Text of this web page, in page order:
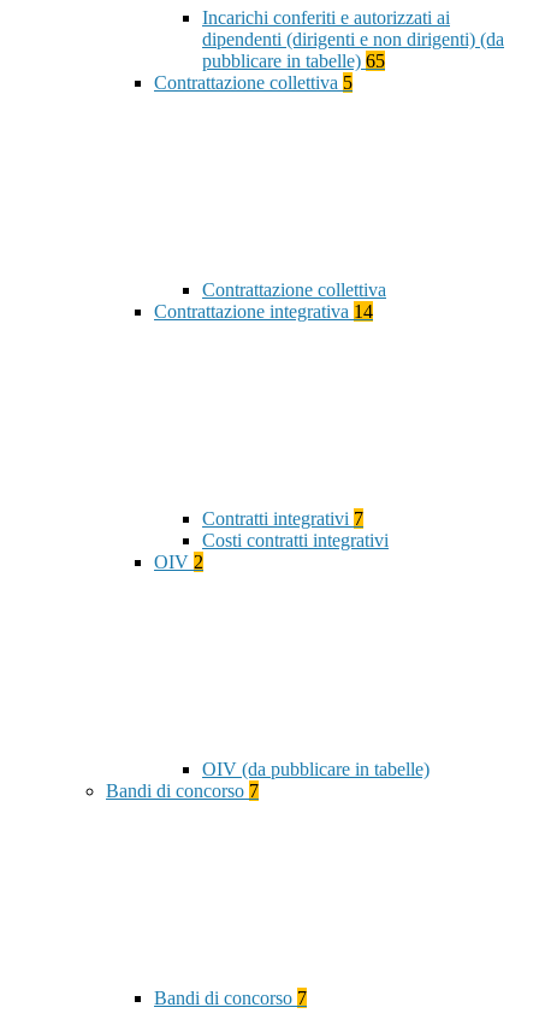
Incarichi conferiti e autorizzati ai
dipendenti (dirigenti e non dirigenti) (da
pubblicare in tabelle) 65
Contrattazione collettiva 5
Contrattazione collettiva
Contrattazione integrativa 14
Contratti integrativi 7
Costi contratti integrativi
OIV 2
OIV (da pubblicare in tabelle)
Bandi di concorso 7
Bandi di concorso 7